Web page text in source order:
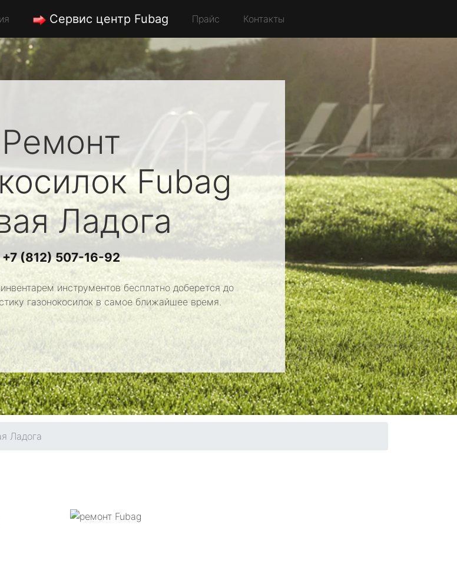
Сервис центр Fubag Прайс Контакты
Ремонт
Fubag
Ладога
+7 (812) 507-16-92
инструментов бесплатно доберется до
газонокосилок в самое ближайшее время.
Ладога